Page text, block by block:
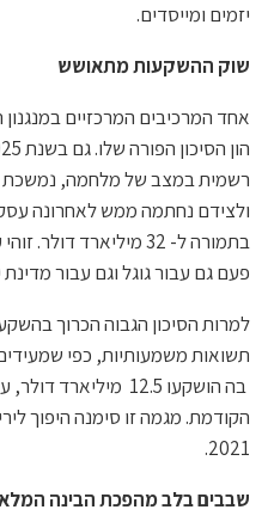
יזמים ומייסדים.
שוק ההשקעות מתאושש
אחד המרכיבים המרכזיים
רשמית במצב של מלחמה, נמשכת
בתמורה ל- 32 מיליארד
פעם גם עבור גוגל וגם עבור
למרות הסיכון הגבוה הכרוך
הקודמת. מגמה זו סימנה היפוך
2021.
שבבים בלב מהפכת הבינה